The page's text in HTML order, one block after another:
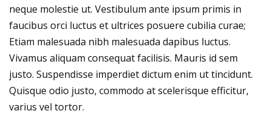
neque molestie ut. Vestibulum ante ipsum primis in
faucibus orci luctus et ultrices posuere cubilia curae;
Etiam malesuada nibh malesuada dapibus luctus.
Vivamus aliquam consequat facilisis. Mauris id sem
justo. Suspendisse imperdiet dictum enim ut tincidunt.
Quisque odio justo, commodo at scelerisque efficitur,
varius vel tortor.